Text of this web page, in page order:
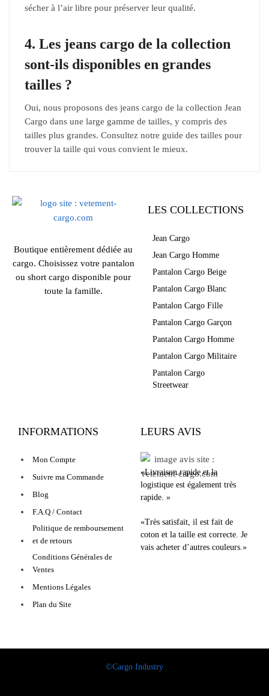
sécher à l’air libre pour préserver leur qualité.
4. Les jeans cargo de la collection
sont-ils disponibles en grandes
tailles ?
Oui, nous proposons des jeans cargo de la collection Jean
Cargo dans une large gamme de tailles, y compris des
tailles plus grandes. Consultez notre guide des tailles pour
trouver la taille qui vous convient le mieux.
Boutique entièrement dédiée au
cargo. Choisissez votre pantalon
ou short cargo disponible pour
toute la famille.
LES COLLECTIONS
Jean Cargo
Jean Cargo Homme
Pantalon Cargo Beige
Pantalon Cargo Blanc
Pantalon Cargo Fille
Pantalon Cargo Garçon
Pantalon Cargo Homme
Pantalon Cargo Militaire
Pantalon Cargo
Streetwear
INFORMATIONS
Mon Compte
Suivre ma Commande
Blog
F.A.Q / Contact
Politique de remboursement
et de retours
Conditions Générales de
Ventes
Mentions Légales
Plan du Site
LEURS AVIS
«Livraison rapide et la
logistique est également très
rapide. »
«Très satisfait, il est fait de
coton et la taille est correcte. Je
vais acheter d’autres couleurs.»
©Cargo Industry